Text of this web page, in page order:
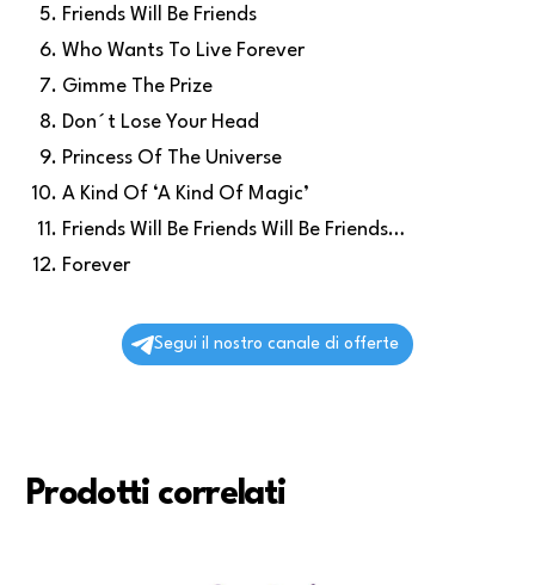
Friends Will Be Friends
Who Wants To Live Forever
Gimme The Prize
Don´t Lose Your Head
Princess Of The Universe
A Kind Of ‘A Kind Of Magic’
Friends Will Be Friends Will Be Friends…
Forever
Segui il nostro canale di offerte
Prodotti correlati